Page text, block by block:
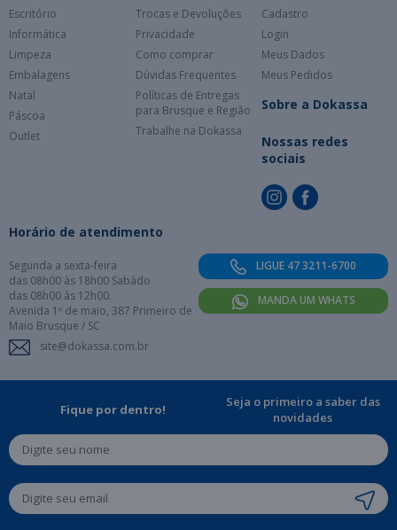
Escritório
Informática
Limpeza
Embalagens
Natal
Páscoa
Outlet
Trocas e Devoluções
Privacidade
Como comprar
Dúvidas Frequentes
Políticas de Entregas
para Brusque e Região
Trabalhe na Dokassa
Cadastro
Login
Meus Dados
Meus Pedidos
Sobre a Dokassa
Nossas redes
sociais
Horário de atendimento
Segunda a sexta-feira
das 08h00 às 18h00 Sabádo
das 08h00 às 12h00.
Avenida 1º de maio, 387 Primeiro de
Maio Brusque / SC
site@dokassa.com.br
LIGUE 47 3211-6700
MANDA UM WHATS
Fique por dentro!
Seja o primeiro a saber das
novidades